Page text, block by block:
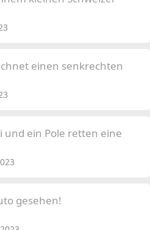
einen senkrechten
und ein Pole retten eine
gesehen!